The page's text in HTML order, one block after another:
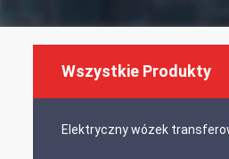
Wszystkie Produkty
Elektryczny wózek